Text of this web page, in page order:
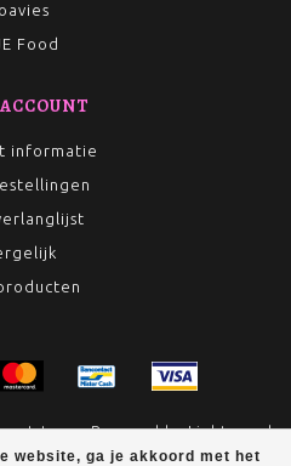
website, ga je akkoord met het
Food
informatie
- Powered byLightspeed
Dyvelopment